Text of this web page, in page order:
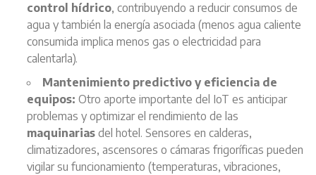
control hídrico, contribuyendo a reducir consumos de
agua y también la energía asociada (menos agua caliente
consumida implica menos gas o electricidad para
calentarla).
Mantenimiento predictivo y eficiencia de
equipos: Otro aporte importante del IoT es anticipar
problemas y optimizar el rendimiento de las
maquinariasdel hotel. Sensores en calderas,
climatizadores, ascensores o cámaras frigoríficas pueden
vigilar su funcionamiento (temperaturas, vibraciones,